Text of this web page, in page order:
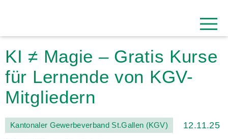
KI ≠ Magie – Gratis Kurse
für Lernende von KGV-
Mitgliedern
Kantonaler Gewerbeverband St.Gallen (KGV) 12.11.25